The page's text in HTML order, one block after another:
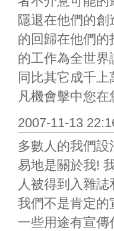
隱退在他們的
的回歸在他們
的工作為全世
同比其它成千
凡機會擊中您
2007-11-13
多數人的我們
易地是關於我!
人被得到入雜
我們不是肯定的
一些用途有宣